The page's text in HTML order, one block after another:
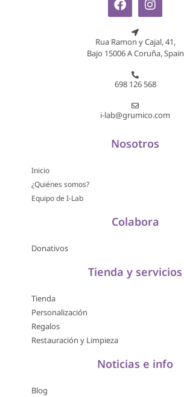
Rua Ramon y Cajal, 41,
Bajo 15006 A Coruña, Spain
698 126 568
i-lab@grumico.com
Nosotros
Inicio
¿Quiénes somos?
Equipo de I-Lab
Colabora
Donativos
Tienda y servicios
Tienda
Personalización
Regalos
Restauración y Limpieza
Noticias e info
Blog